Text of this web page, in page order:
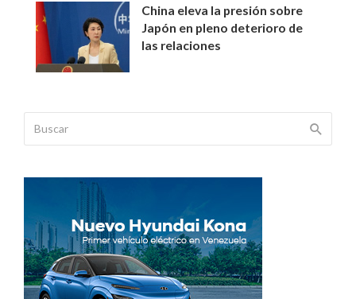
China eleva la presión sobre
Japón en pleno deterioro de
las relaciones